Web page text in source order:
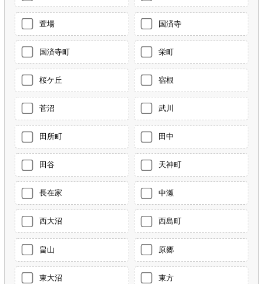
萱場 国済寺
国済寺町 栄町
桜ケ丘 宿根
菅沼 武川
田所町 田中
田谷 天神町
長在家 中瀬
西大沼 西島町
畠山 原郷
東大沼 東方